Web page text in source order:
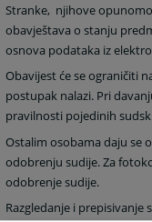
Stranke, njihove
obavještava o stanju
osnova podataka iz
Obavijest će se ograničiti
postupak nalazi. Pri
pravilnosti pojedinih
Ostalim osobama daju se
odobrenju sudije. Za
odobrenje sudije.
Razgledanje i prepisivanje